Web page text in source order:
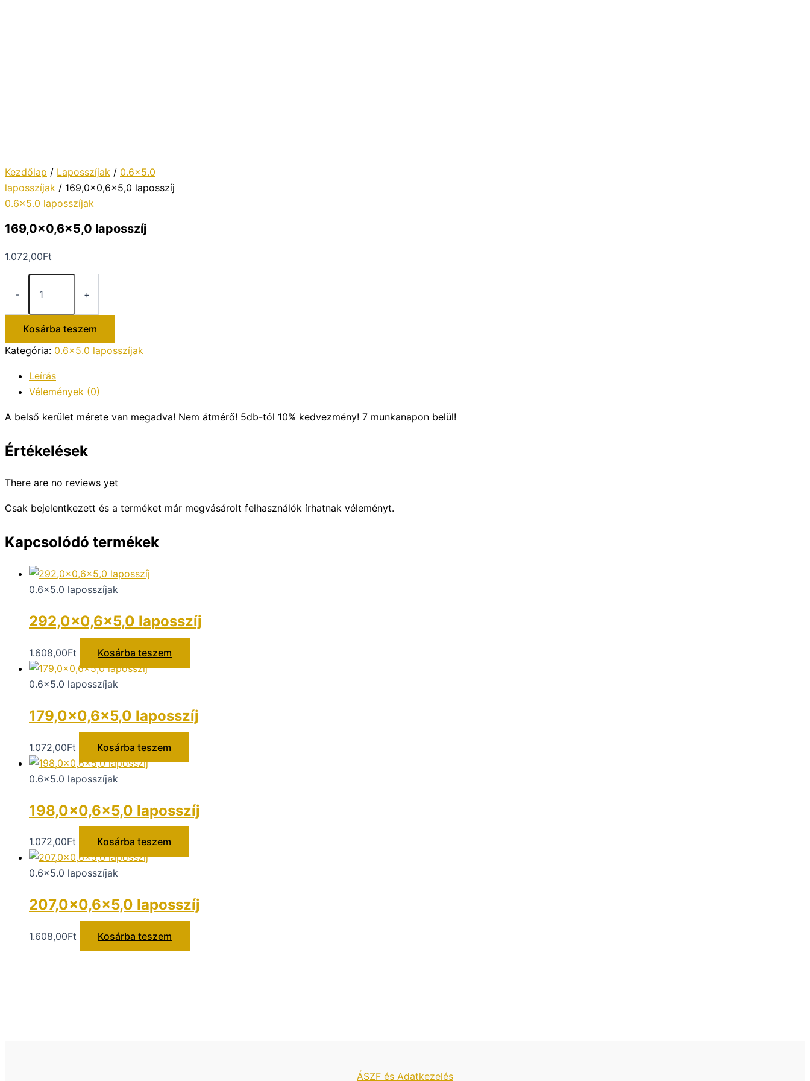
Kezdőlap / Laposszíjak / 0.6x5.0
laposszíjak / 169,0×0,6×5,0 laposszíj
0.6x5.0 laposszíjak
169,0×0,6×5,0 laposszíj
1.072,00Ft
-
169,0×0,6×5,0
+
Kosárba teszem
Kategória: 0.6x5.0 laposszíjak
Leírás
Vélemények (0)
A belső kerület mérete van megadva! Nem átmérő! 5db-tól 10% kedvezmény! 7 munkanapon belül!
Értékelések
There are no reviews yet
Csak bejelentkezett és a terméket már megvásárolt felhasználók írhatnak véleményt.
Kapcsolódó termékek
0.6x5.0 laposszíjak
292,0×0,6×5,0 laposszíj
1.608,00Ft Kosárba teszem
0.6x5.0 laposszíjak
179,0×0,6×5,0 laposszíj
1.072,00Ft Kosárba teszem
0.6x5.0 laposszíjak
198,0×0,6×5,0 laposszíj
1.072,00Ft Kosárba teszem
0.6x5.0 laposszíjak
207,0×0,6×5,0 laposszíj
1.608,00Ft Kosárba teszem
ÁSZF és Adatkezelés